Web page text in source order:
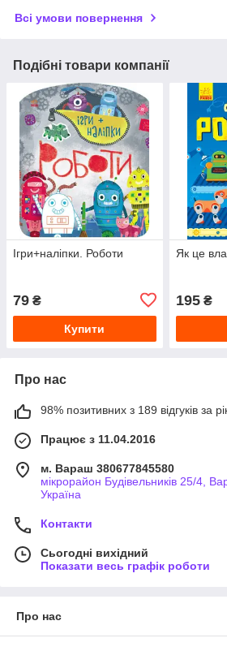
Всі умови повернення
Подібні товари компанії
Ігри+наліпки. Роботи
79 ₴
Купити
Як це
195₴
Про нас
98% позитивних з 189 відгуків за
Працює з 11.04.2016
м. Вараш 380677845580
мікрорайон Будівельників 25/4,
Україна
Контакти
Сьогодні вихідний
Показати весь графік роботи
Про нас